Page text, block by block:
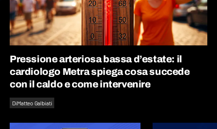
Pressione arteriosa bassa d’estate: il
cardiologo Metra spiega cosa succede
con il caldo e come intervenire
DiMatteo Galbiati